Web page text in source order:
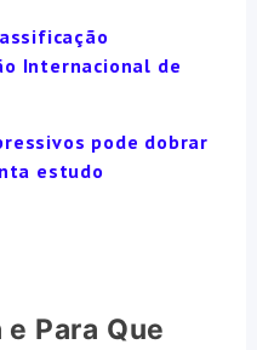
Internacional de
pode dobrar
estudo
Para Que